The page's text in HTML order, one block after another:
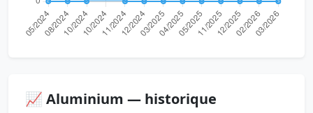
📈 Aluminium — historique